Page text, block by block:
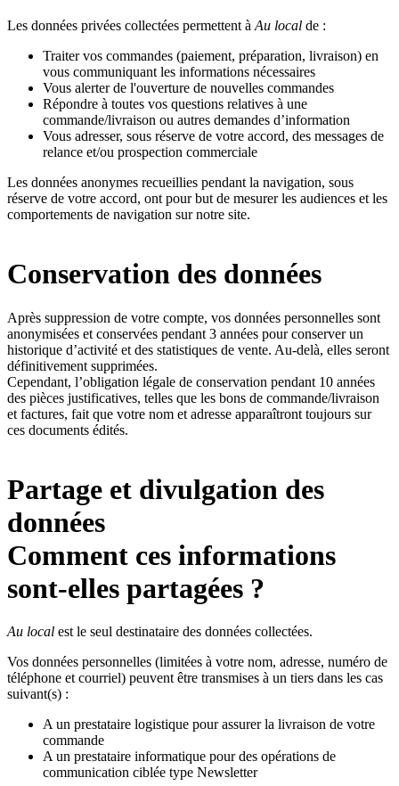
Les données privées collectées permettent à Au local de :
Traiter vos commandes (paiement, préparation, livraison) en
vous communiquant les informations nécessaires
Vous alerter de l'ouverture de nouvelles commandes
Répondre à toutes vos questions relatives à une
commande/livraison ou autres demandes d’information
Vous adresser, sous réserve de votre accord, des messages de
relance et/ou prospection commerciale
Les données anonymes recueillies pendant la navigation, sous
réserve de votre accord, ont pour but de mesurer les audiences et les
comportements de navigation sur notre site.
Conservation des données
Après suppression de votre compte, vos données personnelles sont
anonymisées et conservées pendant 3 années pour conserver un
historique d’activité et des statistiques de vente. Au-delà, elles seront
définitivement supprimées.
Cependant, l’obligation légale de conservation pendant 10 années
des pièces justificatives, telles que les bons de commande/livraison
et factures, fait que votre nom et adresse apparaîtront toujours sur
ces documents édités.
Partage et divulgation des
données
Comment ces informations
sont-elles partagées ?
Au local est le seul destinataire des données collectées.
Vos données personnelles (limitées à votre nom, adresse, numéro de
téléphone et courriel) peuvent être transmises à un tiers dans les cas
suivant(s) :
A un prestataire logistique pour assurer la livraison de votre
commande
A un prestataire informatique pour des opérations de
communication ciblée type Newsletter